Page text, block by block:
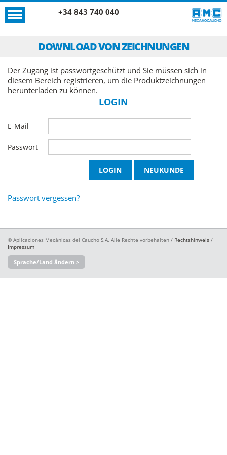
+34 843 740 040
DOWNLOAD VON ZEICHNUNGEN
Der Zugang ist passwortgeschützt und Sie müssen sich in
diesem Bereich registrieren, um die Produktzeichnungen
herunterladen zu können.
LOGIN
E-Mail
Passwort
Passwort vergessen?
© Aplicaciones Mecánicas del Caucho S.A. Alle Rechte vorbehalten / Rechtshinweis /
Impressum
Sprache/Land ändern >